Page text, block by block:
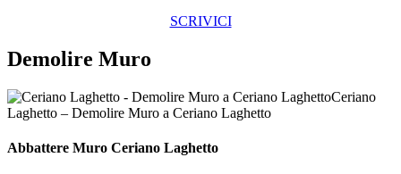
SCRIVICI
Demolire Muro
Ceriano
Laghetto – Demolire Muro a Ceriano Laghetto
Abbattere Muro Ceriano Laghetto